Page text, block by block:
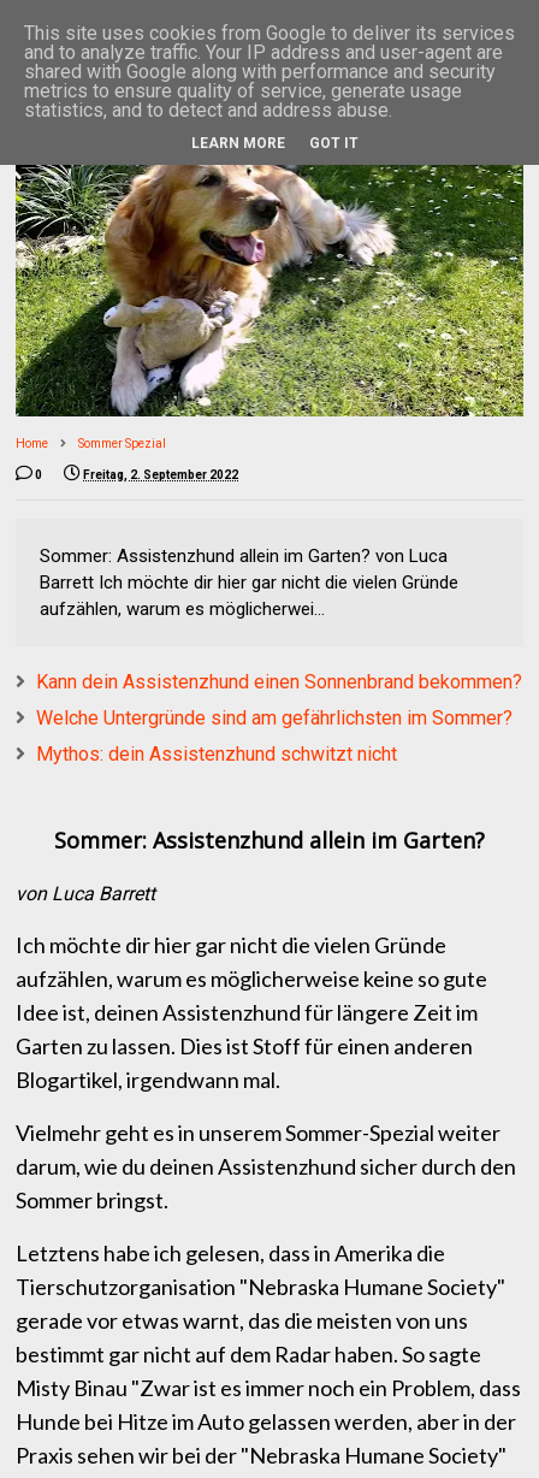
Home Sommer Spezial
0 Freitag, 2. September 2022
Sommer: Assistenzhund allein im Garten? von Luca
Barrett Ich möchte dir hier gar nicht die vielen Gründe
aufzählen, warum es möglicherwei...
Kann dein Assistenzhund einen Sonnenbrand bekommen?
Welche Untergründe sind am gefährlichsten im Sommer?
Mythos: dein Assistenzhund schwitzt nicht
Sommer: Assistenzhund allein im Garten?
von Luca Barrett
Ich möchte dir hier gar nicht die vielen Gründe
aufzählen, warum es möglicherweise keine so gute
Idee ist, deinen Assistenzhund für längere Zeit im
Garten zu lassen. Dies ist Stoff für einen anderen
Blogartikel, irgendwann mal.
Vielmehr geht es in unserem Sommer-Spezial weiter
darum, wie du deinen Assistenzhund sicher durch den
Sommer bringst.
Letztens habe ich gelesen, dass in Amerika die
Tierschutzorganisation "Nebraska Humane Society"
gerade vor etwas warnt, das die meisten von uns
bestimmt gar nicht auf dem Radar haben. So sagte
Misty Binau "Zwar ist es immer noch ein Problem, dass
Hunde bei Hitze im Auto gelassen werden, aber in der
Praxis sehen wir bei der "Nebraska Humane Society"
This site uses cookies from Google to deliver its services
and to analyze traffic. Your IP address and user-agent are
shared with Google along with performance and security
metrics to ensure quality of service, generate usage
statistics, and to detect and address abuse.
LEARN MORE GOT IT